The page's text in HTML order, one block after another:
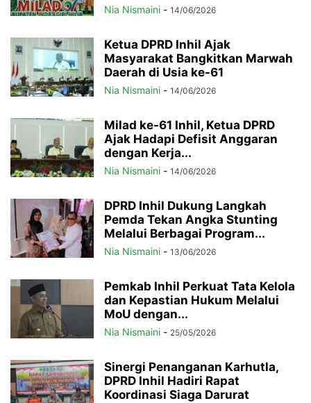
Nia Nismaini - 14/06/2026
Ketua DPRD Inhil Ajak
Masyarakat Bangkitkan Marwah
Daerah di Usia ke-61
Nia Nismaini - 14/06/2026
Milad ke-61 Inhil, Ketua DPRD
Ajak Hadapi Defisit Anggaran
dengan Kerja...
Nia Nismaini - 14/06/2026
DPRD Inhil Dukung Langkah
Pemda Tekan Angka Stunting
Melalui Berbagai Program...
Nia Nismaini - 13/06/2026
Pemkab Inhil Perkuat Tata Kelola
dan Kepastian Hukum Melalui
MoU dengan...
Nia Nismaini - 25/05/2026
Sinergi Penanganan Karhutla,
DPRD Inhil Hadiri Rapat
Koordinasi Siaga Darurat